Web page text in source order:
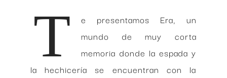
T
e presentamos Era, un
mundo de muy corta
memoria donde la espada y
la hechicería se encuentran con la